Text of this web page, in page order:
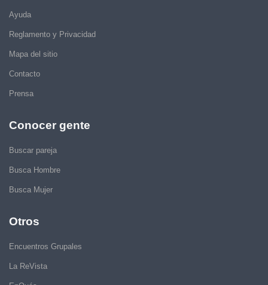
Ayuda
Reglamento y Privacidad
Mapa del sitio
Contacto
Prensa
Conocer gente
Buscar pareja
Busca Hombre
Busca Mujer
Otros
Encuentros Grupales
La ReVista